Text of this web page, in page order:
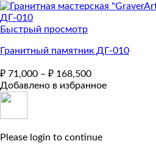
Быстрый просмотр
Гранитный памятник ДГ-010
₽ 71,000 – ₽ 168,500
Добавлено в избранное
Please login to continue